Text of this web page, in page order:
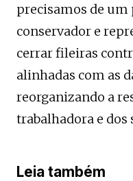
precisamos de
conservador e
cerrar fileiras
alinhadas com as
reorganizando a
trabalhadora e
Leia também